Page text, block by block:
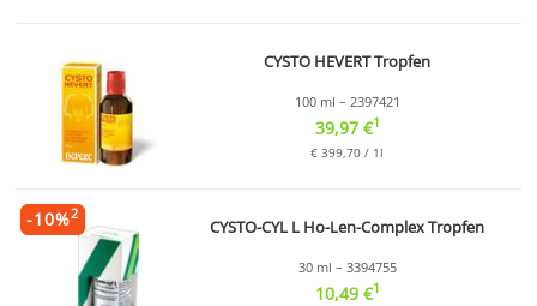
CYSTO HEVERT Tropfen
100 ml – 2397421
39,97 €1
€ 399,70 / 1l
CYSTO-CYL L Ho-Len-Complex Tropfen
30 ml – 3394755
10,49 €1
-10%2